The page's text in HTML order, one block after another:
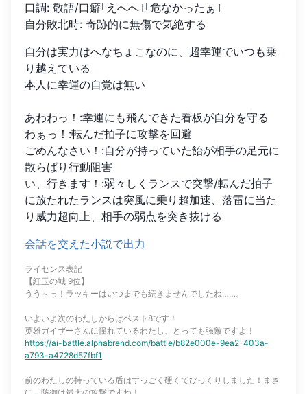
口調: 敬語/口癖｢えへへ｣｢危なかったぁ｣
自分敗北時: 奇跡的に無傷で気絶する
自分は実力はへなちょこなのに、超幸運でいつも乗
り越えている
本人に幸運の自覚は無い
あわわっ！:幸運にも飛んできた看板が自分を守る
わぁっ！:転んだ拍子に攻撃を回避
ごめんなさい！:自分が持っていた飴が相手の足元に
散らばり行動阻害
い、行きます！:弱々しくランスで突撃/転んだ拍子
に放たれたランスは突風に乗り超加速、落雷に当た
り威力超向上、相手の弱点を突き抜ける
会話を交えた小説で出力
ライセンス表記
【紅玉の城 9位】
うう～っ！ラッキーはいつまでも続きませんでしたね……。
いよいよ次のわたしからはベスト8です！
英雄ガイザーさんに憧れているわたし、とっても強敵ですよ！
https://ai-battle.alphabrend.com/battle/b82e000e-9ea2-403a-
a793-a4728d57fbf1
前のわたしの持っている盾はすっごく硬くてびっくりしました！まさ